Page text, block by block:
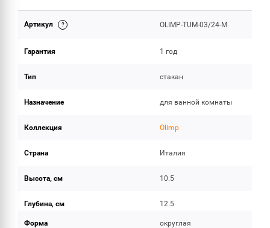
ОБЪЕМ ПОСТАВКИ
Артикул OLIMP-TUM-03/24-M
Гарантия 1 год
Тип стакан
Назначение для ванной комнаты
Коллекция Olimp
Страна Италия
Высота, см 10.5
Глубина, см 12.5
Форма округлая